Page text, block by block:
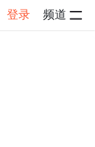
登录 频道